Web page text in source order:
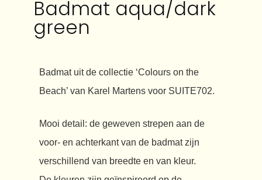
Badmat aqua/dark
green
Badmat uit de collectie ‘Colours on the
Beach’ van Karel Martens voor SUITE702.
Mooi detail: de geweven strepen aan de
voor- en achterkant van de badmat zijn
verschillend van breedte en van kleur.